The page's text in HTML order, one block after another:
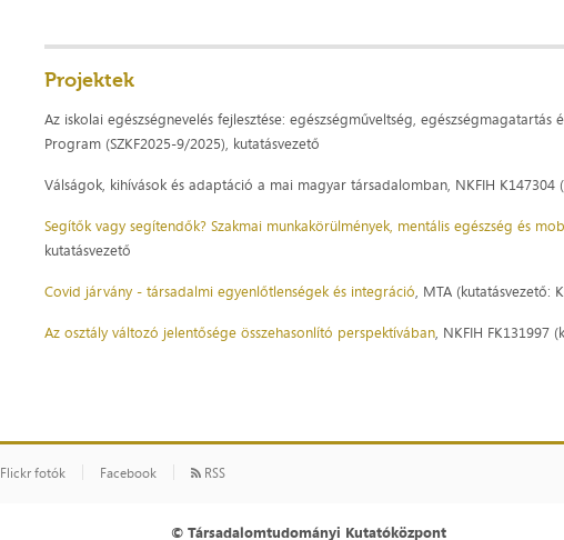
Projektek
Az iskolai egészségnevelés fejlesztése: egészségműveltség,
Program (SZKF2025-9/2025), kutatásvezető
Válságok, kihívások és adaptáció a mai magyar társadalomban, NKFIH K147304
Segítők vagy segítendők? Szakmai munkakörülmények, mentális egészség és
kutatásvezető
Covid járvány - társadalmi egyenlőtlenségek és integráció, MTA (kutatásvezető:
Az osztály változó jelentősége összehasonlító perspektívában, NKFIH FK131997
Flickr fotók Facebook RSS
© Társadalomtudományi Kutatóközpont